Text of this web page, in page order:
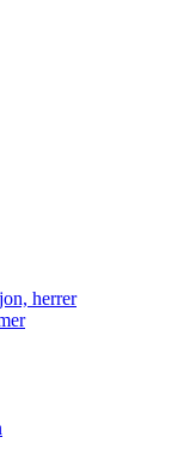
herrer